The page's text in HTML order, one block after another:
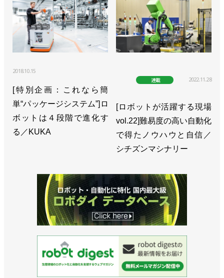
ク
>>受注高と売上高ともに過去最高を記録／ダイフク
>>自動化ニーズが高まるベトナムに新会社／ダイフ
>>低床式AGVでもワイヤレス充電が可能に／ダイフ
ク
2018.10.15
[特別企画：これなら簡
単“パッケージシステム”]ロ
ボットは４段階で進化す
る／KUKA
連載 2022.11.28
[ロボットが活躍する現場
vol.22]難易度の高い自動化
で得たノウハウと自信／
シチズンマシナリー